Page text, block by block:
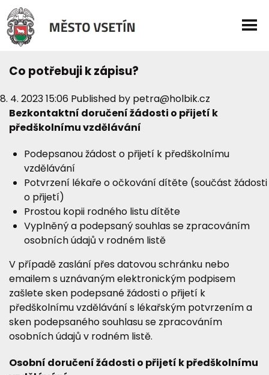
Co potřebuji k zápisu?
8. 4. 2023 15:06 Published by petra@holbik.cz
Bezkontaktní doručení žádosti o přijetí k
předškolnímu vzdělávání
Podepsanou žádost o přijetí k předškolnímu
vzdělávání
Potvrzení lékaře o očkování dítěte (součást žádosti
o přijetí)
Prostou kopii rodného listu dítěte
Vyplněný a podepsaný souhlas se zpracováním
osobních údajů v rodném listě
V případě zaslání přes datovou schránku nebo
emailem s uznávaným elektronickým podpisem
zašlete sken podepsané žádosti o přijetí k
předškolnímu vzdělávání s lékařským potvrzením a
sken podepsaného souhlasu se zpracováním
osobních údajů v rodném listě.
Osobní doručení žádosti o přijetí k předškolnímu